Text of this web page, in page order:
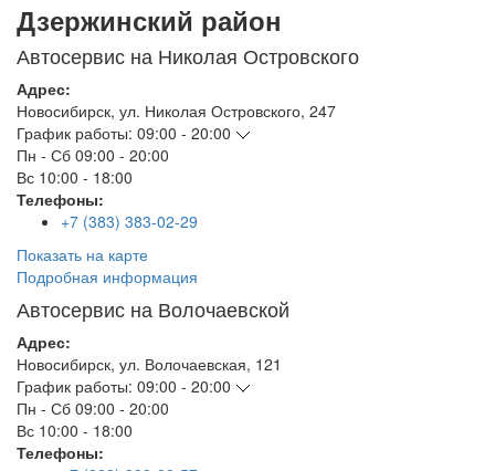
Дзержинский район
Автосервис на Николая Островского
Адрес:
Новосибирск, ул. Николая Островского, 247
График работы: 09:00 - 20:00
Пн - Сб 09:00 - 20:00
Вс 10:00 - 18:00
Телефоны:
+7 (383) 383-02-29
Показать на карте
Подробная информация
Автосервис на Волочаевской
Адрес:
Новосибирск, ул. Волочаевская, 121
График работы: 09:00 - 20:00
Пн - Сб 09:00 - 20:00
Вс 10:00 - 18:00
Телефоны: